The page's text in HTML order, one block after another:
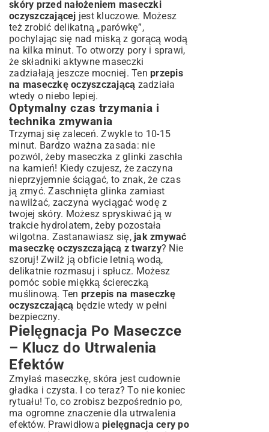
skóry przed nałożeniem maseczki
oczyszczającej jest kluczowe. Możesz
też zrobić delikatną „parówkę”,
pochylając się nad miską z gorącą wodą
na kilka minut. To otworzy pory i sprawi,
że składniki aktywne maseczki
zadziałają jeszcze mocniej. Ten przepis
na maseczkę oczyszczającą zadziała
wtedy o niebo lepiej.
Optymalny czas trzymania i
technika zmywania
Trzymaj się zaleceń. Zwykle to 10-15
minut. Bardzo ważna zasada: nie
pozwól, żeby maseczka z glinki zaschła
na kamień! Kiedy czujesz, że zaczyna
nieprzyjemnie ściągać, to znak, że czas
ją zmyć. Zaschnięta glinka zamiast
nawilżać, zaczyna wyciągać wodę z
twojej skóry. Możesz spryskiwać ją w
trakcie hydrolatem, żeby pozostała
wilgotna. Zastanawiasz się, jak zmywać
maseczkę oczyszczającą z twarzy? Nie
szoruj! Zwilż ją obficie letnią wodą,
delikatnie rozmasuj i spłucz. Możesz
pomóc sobie miękką ściereczką
muślinową. Ten przepis na maseczkę
oczyszczającą będzie wtedy w pełni
bezpieczny.
Pielęgnacja Po Maseczce
– Klucz do Utrwalenia
Efektów
Zmyłaś maseczkę, skóra jest cudownie
gładka i czysta. I co teraz? To nie koniec
rytuału! To, co zrobisz bezpośrednio po,
ma ogromne znaczenie dla utrwalenia
efektów. Prawidłowa pielęgnacja cery po